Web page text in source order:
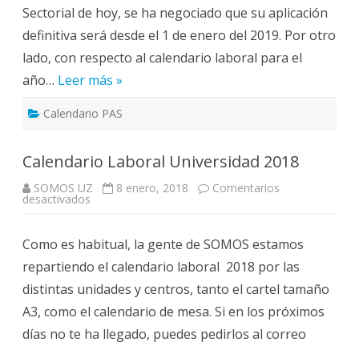
Sectorial de hoy, se ha negociado que su aplicación
definitiva será desde el 1 de enero del 2019. Por otro
lado, con respecto al calendario laboral para el
año… Leer más »
Calendario PAS
Calendario Laboral Universidad 2018
SOMOS UZ 8 enero, 2018 Comentarios
desactivados
2018
Como es habitual, la gente de SOMOS estamos
repartiendo el calendario laboral 2018 por las
distintas unidades y centros, tanto el cartel tamaño
A3, como el calendario de mesa. Si en los próximos
días no te ha llegado, puedes pedirlos al correo